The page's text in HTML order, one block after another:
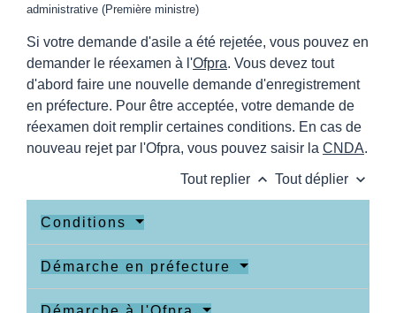
administrative (Première ministre)
Si votre demande d'asile a été rejetée, vous pouvez en
demander le réexamen à l'Ofpra. Vous devez tout
d'abord faire une nouvelle demande d'enregistrement
en préfecture. Pour être acceptée, votre demande de
réexamen doit remplir certaines conditions. En cas de
nouveau rejet par l'Ofpra, vous pouvez saisir la CNDA.
Tout replier keyboard_arrow_up Tout déplier keyboard_arrow_down
Conditions
Démarche en préfecture